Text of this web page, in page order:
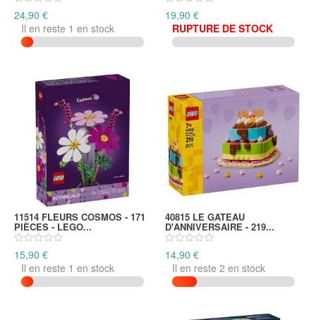
24,90 €
Il en reste 1 en stock
19,90 €
RUPTURE DE STOCK
11514 FLEURS COSMOS - 171
PIÈCES - LEGO...
15,90 €
Il en reste 1 en stock
40815 LE GATEAU
D'ANNIVERSAIRE - 219...
14,90 €
Il en reste 2 en stock